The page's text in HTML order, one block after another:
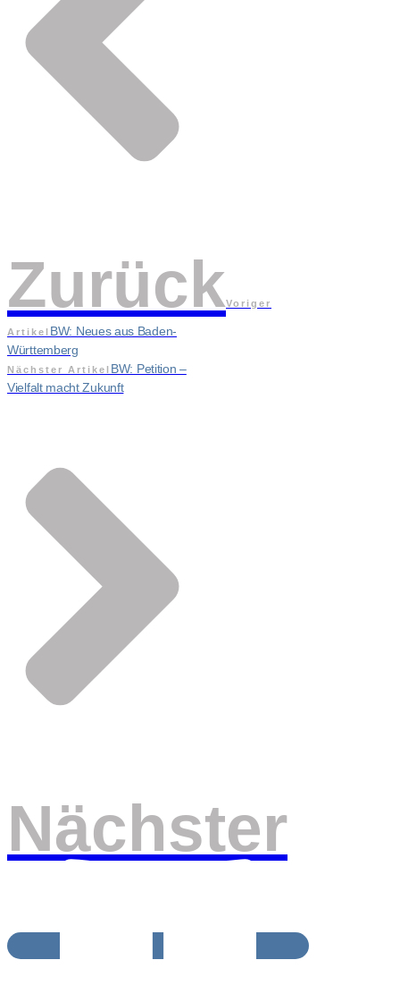
ZurückVoriger
Artikel BW: Neues aus Baden-
Württemberg
Nächster Artikel BW: Petition –
Vielfalt macht Zukunft
Nächster